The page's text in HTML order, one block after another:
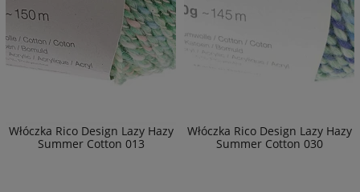
Włóczka Rico Design Lazy Hazy
Summer Cotton 013
Włóczka Rico Design Lazy Hazy
Summer Cotton 030